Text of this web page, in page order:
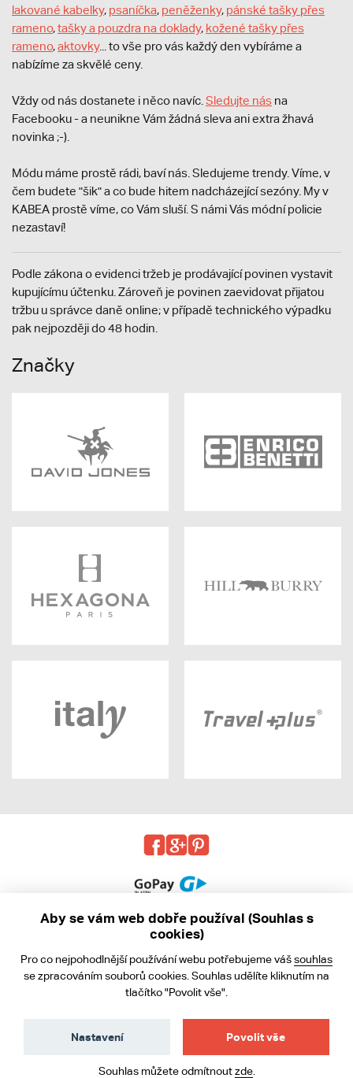
lakované kabelky, psaníčka, peněženky, pánské tašky přes
rameno,tašky a pouzdra na doklady, kožené tašky přes
rameno,aktovky... to vše pro vás každý den vybíráme a
nabízíme za skvělé ceny.
Vždy od nás dostanete i něco navíc. Sledujte nás na
Facebooku - a neunikne Vám žádná sleva ani extra žhavá
novinka ;-).
Módu máme prostě rádi, baví nás. Sledujeme trendy. Víme, v
čem budete "šik" a co bude hitem nadcházející sezóny. My v
KABEA prostě víme, co Vám sluší. S námi Vás módní policie
nezastaví!
Podle zákona o evidenci tržeb je prodávající povinen vystavit
kupujícímu účtenku. Zároveň je povinen zaevidovat přijatou
tržbu u správce daně online; v případě technického výpadku
pak nejpozději do 48 hodin.
Značky
Obchodní podmínky
Ochrana osobních údajů
Aby se vám web dobře používal (Souhlas s
cookies)
Pro co nejpohodlnější používání webu potřebujeme vášsouhlas
se zpracováním souborů cookies. Souhlas udělíte kliknutím na
tlačítko "Povolit vše".
Povolit vše
Nastavení
Souhlas můžete odmítnoutzde.